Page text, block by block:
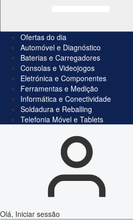
Ofertas do dia
Automóvel e Diagnóstico
Baterias e Carregadores
Consolas e Videojogos
Eletrónica e Componentes
Ferramentas e Medição
Informática e Conectividade
Soldadura e Reballing
Telefonia Móvel e Tablets
Olá, Iniciar sessão